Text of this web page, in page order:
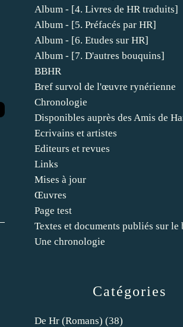
Catégories
De Hr (romans) (38)
Album - [4. Livres de HR traduits]
Album - [5. Préfacés par HR]
Album - [6. Etudes sur HR]
Album - [7. D'autres bouquins]
BBHR
Bref survol de l'œuvre rynérienne
Chronologie
Disponibles auprès des Amis de
Ecrivains et artistes
Editeurs et revues
Links
Mises à jour
Œuvres
Page test
Textes et documents publiés sur le
Une chronologie